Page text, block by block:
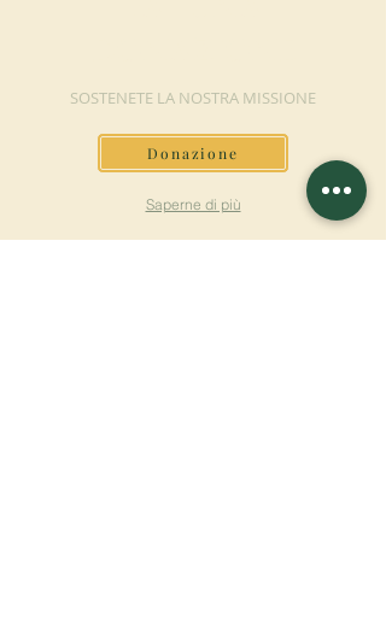
SOSTENETE LA NOSTRA MISSIONE
Donazione
Saperne di più